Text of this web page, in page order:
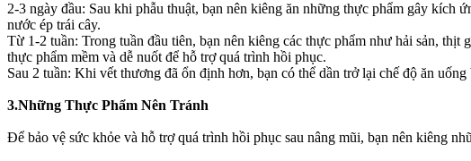
2-3 ngày đầu: Sau khi phẫu thuật, bạn nên kiêng ăn những thực phẩm gây kích
nước ép trái cây.
Từ 1-2 tuần: Trong tuần đầu tiên, bạn nên kiêng các thực phẩm như hải sản,
thực phẩm mềm và dễ nuốt để hỗ trợ quá trình hồi phục.
Sau 2 tuần: Khi vết thương đã ổn định hơn, bạn có thể dần trở lại chế độ ăn
3.Những Thực Phẩm Nên Tránh
Để bảo vệ sức khỏe và hỗ trợ quá trình hồi phục sau nâng mũi, bạn nên kiêng